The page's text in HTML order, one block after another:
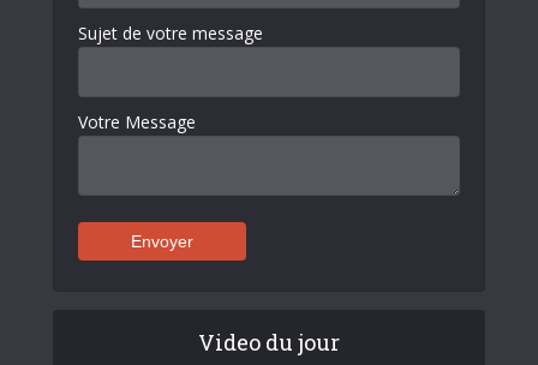
Sujet de votre message
Votre Message
Video du jour